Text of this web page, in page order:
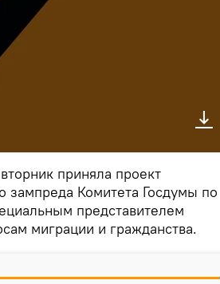
приняла проект
зампреда Комитета Госдумы по
представителем
миграции и гражданства.